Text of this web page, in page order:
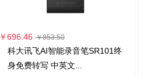
￥696.46 ￥853.50
科大讯飞AI智能录音笔SR101终
身免费转写 中英文...